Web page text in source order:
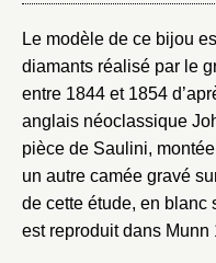
Le modèle de ce bijou
diamants réalisé par le
entre 1844 et 1854
anglais néoclassique
pièce de Saulini,
un autre camée gravé
de cette étude, en blanc
est reproduit dans Munn